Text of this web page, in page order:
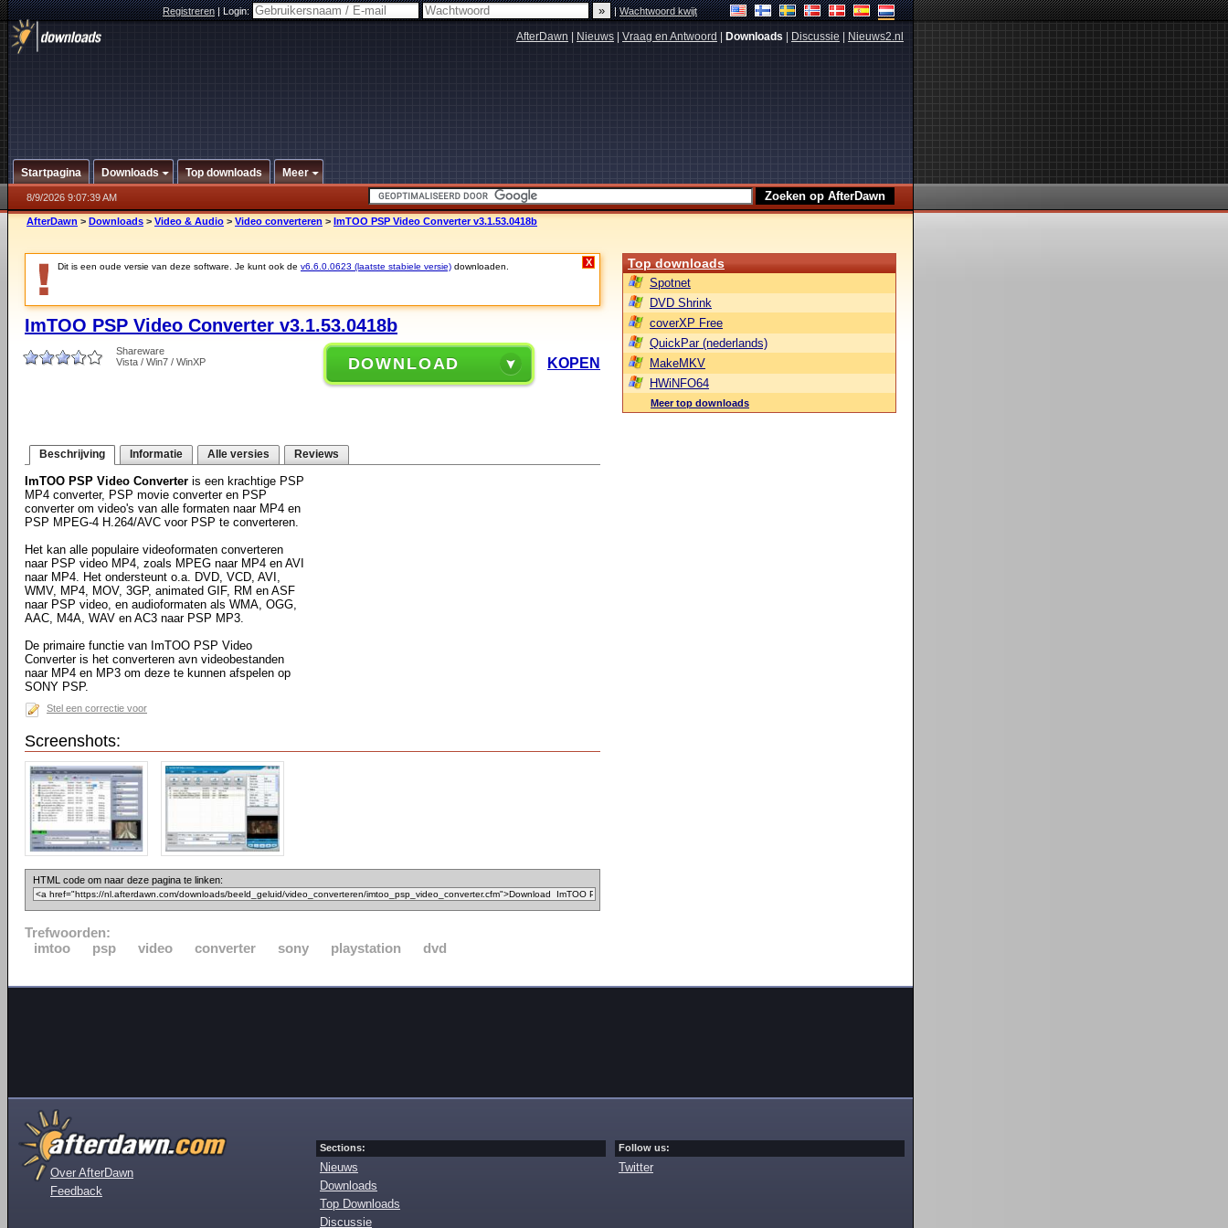
Registreren|Login: |Wachtwoord kwijt
AfterDawn Nieuws Vraag en Antwoord Downloads Discussie Nieuws2.nl
Startpagina Downloads Top downloads Meer
8/9/2026 9:07:39 AM
AfterDawn > Downloads > Video & Audio > Video converteren > ImTOO PSP Video Converter v3.1.53.0418b
Dit is een oude versie van deze software. Je kunt ook de v6.6.0.0623 (laatste stabiele versie) downloaden. X
ImTOO PSP Video Converter v3.1.53.0418b
Shareware
Vista / Win7 / WinXP
DOWNLOAD KOPEN
Beschrijving Informatie Alle versies Reviews
ImTOO PSP Video Converter is een krachtige PSP
MP4 converter, PSP movie converter en PSP
converter om video's van alle formaten naar MP4 en
PSP MPEG-4 H.264/AVC voor PSP te converteren.
Het kan alle populaire videoformaten converteren
naar PSP video MP4, zoals MPEG naar MP4 en AVI
naar MP4. Het ondersteunt o.a. DVD, VCD, AVI,
WMV, MP4, MOV, 3GP, animated GIF, RM en ASF
naar PSP video, en audioformaten als WMA, OGG,
AAC, M4A, WAV en AC3 naar PSP MP3.
De primaire functie van ImTOO PSP Video
Converter is het converteren avn videobestanden
naar MP4 en MP3 om deze te kunnen afspelen op
SONY PSP.
Stel een correctie voor
Screenshots:
HTML code om naar deze pagina te linken:
Trefwoorden:
imtoo
psp video converter sony playstation dvd
Top downloads
Spotnet
DVD Shrink
coverXP Free
QuickPar (nederlands)
MakeMKV
HWiNFO64
Meer top downloads
Over AfterDawn
Feedback
Sections:
Nieuws
Downloads
Top Downloads
Discussie
Follow us:
Twitter